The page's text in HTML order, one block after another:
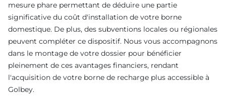
mesure phare permettant de déduire une partie
significative du coût d'installation de votre borne
domestique. De plus, des subventions locales ou régionales
peuvent compléter ce dispositif. Nous vous accompagnons
dans le montage de votre dossier pour bénéficier
pleinement de ces avantages financiers, rendant
l'acquisition de votre borne de recharge plus accessible à
Golbey.